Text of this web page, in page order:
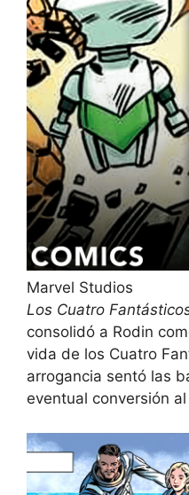
Marvel Studios
Los Cuatro
consolidó a Rodin
vida de los Cuatro
arrogancia sentó las
eventual conversión